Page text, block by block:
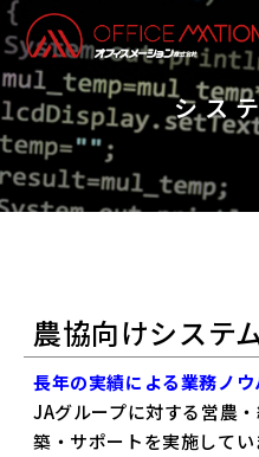
シス
農協向けシステ
長年の実績による業務ノウ
JAグループに対する営農
築・サポートを実施してい